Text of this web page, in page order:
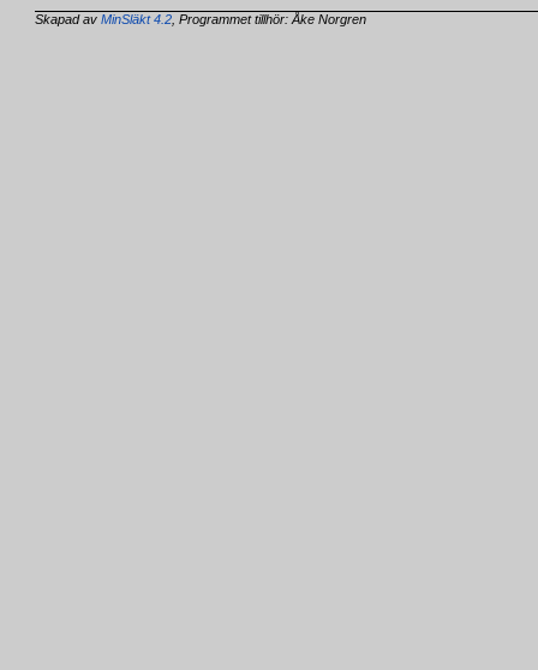
Skapad avMinSläkt 4.2 , Programmet tillhör: Åke Norgren